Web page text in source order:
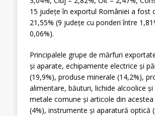
15 județe în exportul României a fost
21,55% (9 județe cu ponderi între
0,06%).
Principalele grupe de mărfuri
și aparate, echipamente electrice și
(19,9%), produse minerale (14,2%),
alimentare, băuturi, lichide alcoolice
metale comune și articole din
(4%), instrumente și aparatură optică